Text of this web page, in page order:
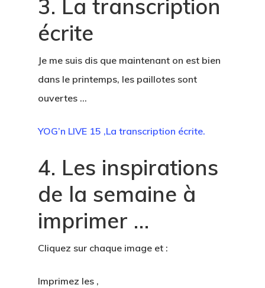
3. La transcription
écrite
Je me suis dis que maintenant on est bien
dans le printemps, les paillotes sont
ouvertes …
YOG’n LIVE 15 ,La transcription écrite.
4. Les inspirations
de la semaine à
imprimer …
Cliquez sur chaque image et :
Imprimez les ,